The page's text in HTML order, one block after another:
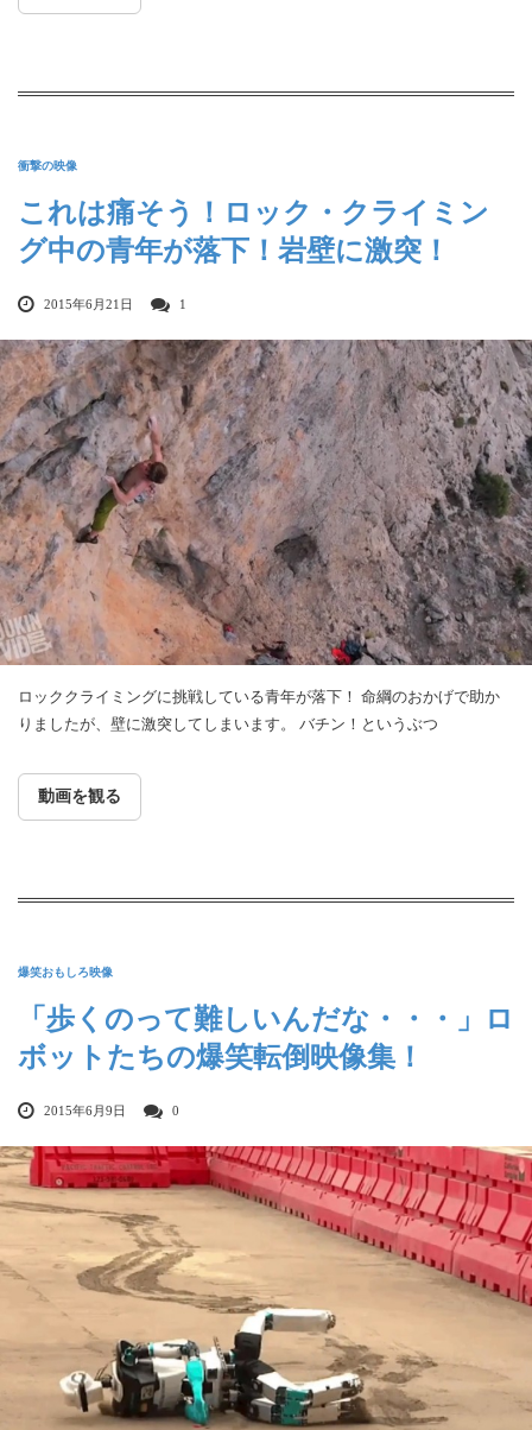
衝撃の映像
これは痛そう！ロック・クライミン
グ中の青年が落下！岩壁に激突！
2015年6月21日 1
ロッククライミングに挑戦している青年が落下！ 命綱のおかげで助か
りましたが、壁に激突してしまいます。 バチン！というぶつ
動画を観る
爆笑おもしろ映像
「歩くのって難しいんだな・・・」ロ
ボットたちの爆笑転倒映像集！
2015年6月9日 0